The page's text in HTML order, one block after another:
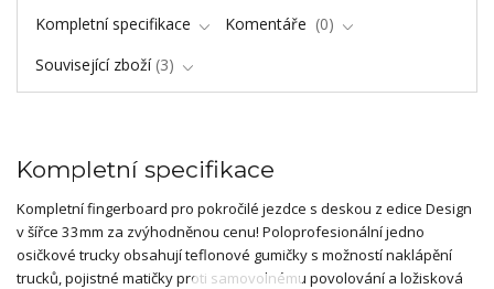
Kompletní specifikace Komentáře
0
Související zboží 3
Kompletní specifikace
Kompletní fingerboard pro pokročilé jezdce s deskou z edice Design
v šířce 33mm za zvýhodněnou cenu! Poloprofesionální jedno
osičkové trucky obsahují teflonové gumičky s možností naklápění
trucků, pojistné matičky proti samovolnému povolování a ložisková